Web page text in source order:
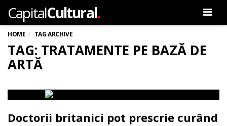
CapitalCultural.
HOME TAG ARCHIVE
TAG: TRATAMENTE PE BAZĂ DE
ARTĂ
Doctorii britanici pot prescrie curând